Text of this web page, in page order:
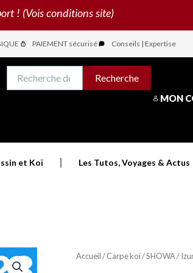
! (Vois conditions site)
PAIEMENT sécurisé Conseils | Expertise
pour :
Recherche
MON
et Koï Les Tutos, Voyages & Actus
Accueil/Carpe koï/SHOWA/